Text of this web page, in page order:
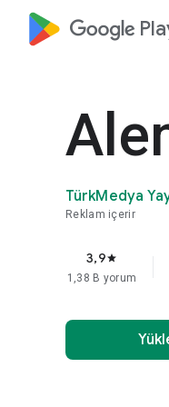
google_logo
TürkMedya
Reklam içerir
3,9star
1,38 B yorum